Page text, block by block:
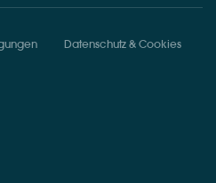
Datenschutz & Cookies